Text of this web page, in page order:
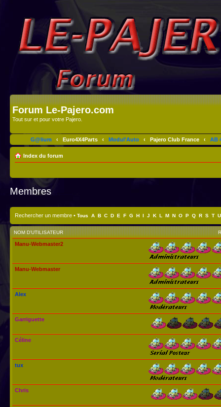
Forum Le-Pajero.com
Tout sur et pour votre Pajero.
G@lium ‹ Euro4X4Parts ‹ Modul'Auto ‹ Pajero Club France ‹ AB
Index du forum
Membres
Rechercher un membre • Tous A B C D E F G H I J K L M N O P Q R S T U
NOM D’UTILISATEUR
Manu-Webmaster2
Manu-Webmaster
Alex
Garriguette
Céline
tux
Chris